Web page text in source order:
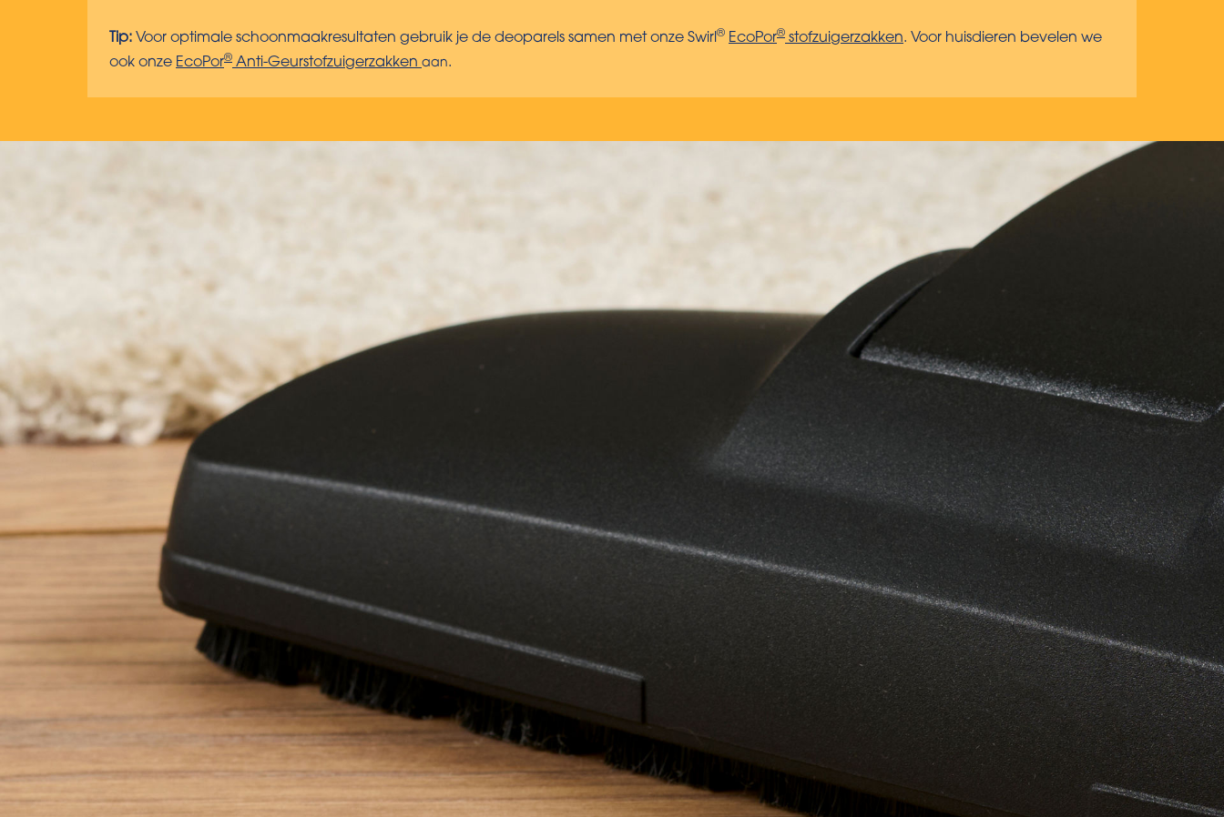
Tip: Voor optimale schoonmaakresultaten gebruik je de deoparels samen met onze Swirl ® EcoPor® stofzuigerzakken. Voor huisdieren bevelen we
ook onze EcoPor® Anti-Geurstofzuigerzakken aan.